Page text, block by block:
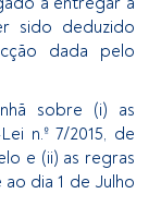
sido deduzido
dada pelo
sobre (i) as
n.º 7/2015, de
e (ii) as regras
dia 1 de Julho